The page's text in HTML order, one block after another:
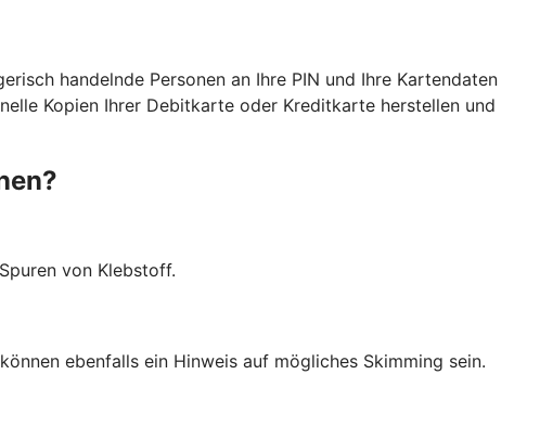
handelnde Personen an Ihre PIN und Ihre Kartendaten
Kopien Ihrer Debitkarte oder Kreditkarte herstellen und
von Klebstoff.
ebenfalls ein Hinweis auf mögliches Skimming sein.